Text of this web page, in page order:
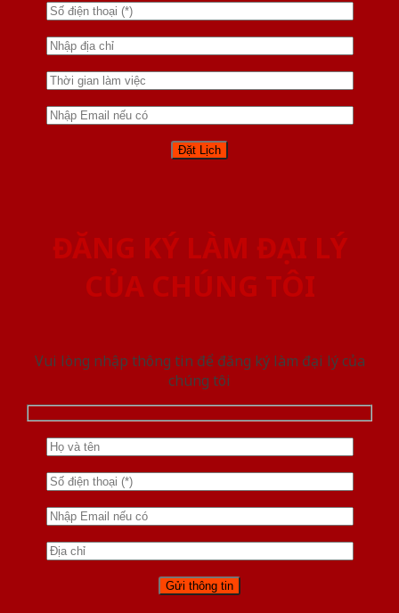
ĐĂNG KÝ LÀM ĐẠI LÝ
CỦA CHÚNG TÔI
Vui lòng nhập thông tin để đăng ký làm đại lý của
chúng tôi